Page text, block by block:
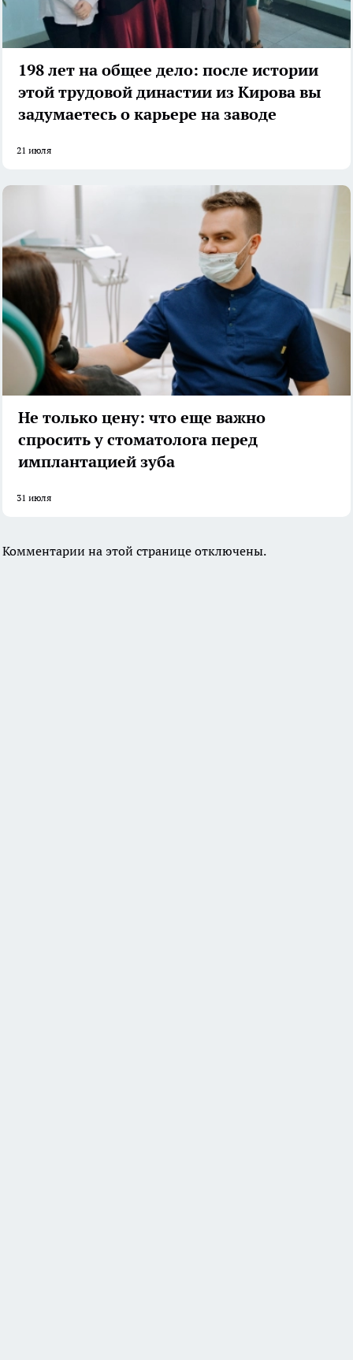
198 лет на общее дело: после истории
этой трудовой династии из Кирова вы
задумаетесь о карьере на заводе
21 июля
Не только цену: что еще важно
спросить у стоматолога перед
имплантацией зуба
31 июля
Комментарии на этой странице отключены.